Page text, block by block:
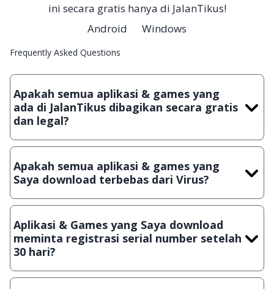
ini secara gratis hanya di JalanTikus!
Android
Windows
Frequently Asked Questions
Apakah semua aplikasi & games yang
ada di JalanTikus dibagikan secara gratis
dan legal?
Ya, JalanTikus hanya membagikan aplikasi & games yang
crack, patch atau semacamnya.
Apakah semua aplikasi & games yang
Saya download terbebas dari Virus?
Ya, JalanTikus selalu melakukan scanning dengan 3 jenis
suatu aplikasi atau games, sehingga bisa dijamin 100%
terbebas dari virus.
Aplikasi & Games yang Saya download
meminta registrasi serial number setelah
30 hari?
Meskipun dibagikan secara gratis, namun ada beberapa